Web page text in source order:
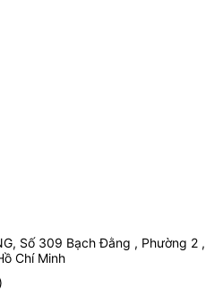
Số 309 Bạch Đằng , Phường 2 ,
Chí Minh